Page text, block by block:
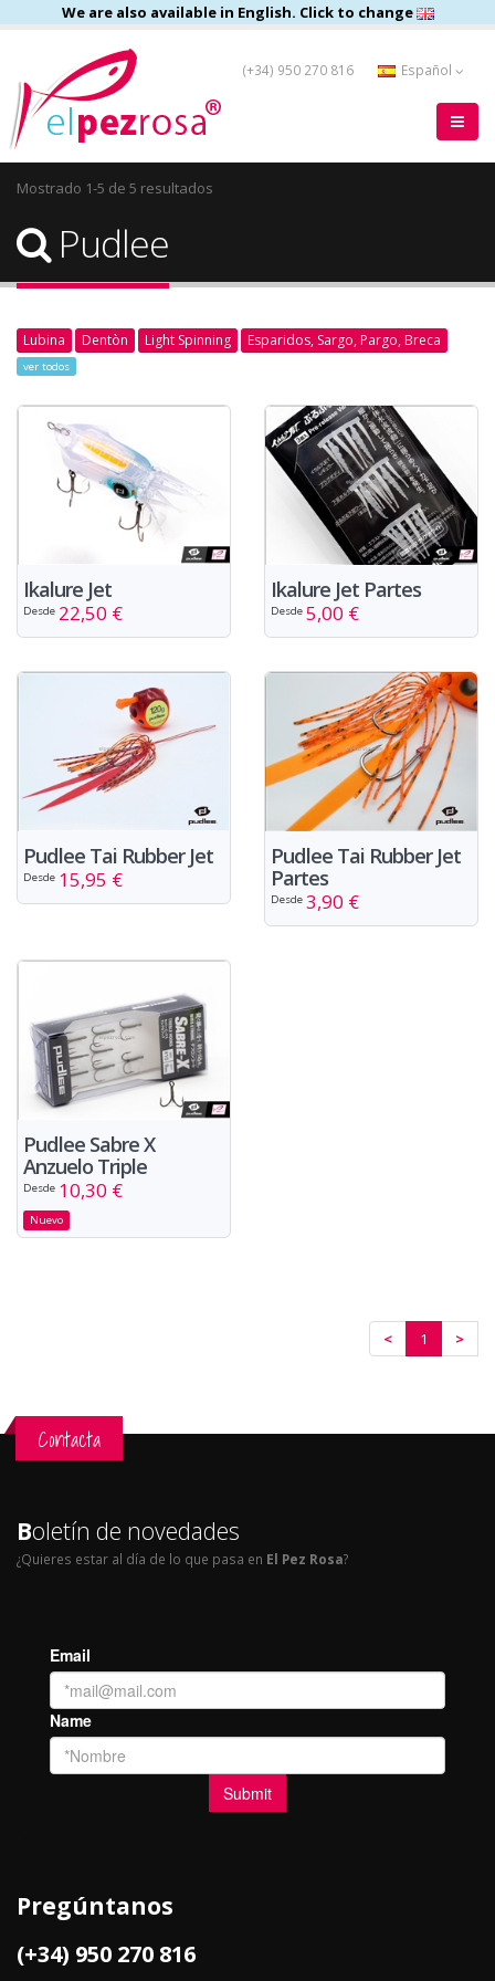
We are also available in English. Click to change
(+34) 950 270 816 Español
Mostrado 1-5 de 5 resultados
Pudlee
Lubina Dentòn Light Spinning Esparidos, Sargo, Pargo, Breca
ver todos
Ikalure Jet
Desde 22,50 €
Ikalure Jet Partes
Desde 5,00 €
Pudlee Tai Rubber Jet
Desde 15,95 €
Pudlee Tai Rubber Jet
Partes
Desde 3,90 €
Pudlee Sabre X
Anzuelo Triple
Desde 10,30 €
Nuevo
< 1 >
Contacta
Boletín de novedades
¿Quieres estar al día de lo que pasa en El Pez Rosa?
Pregúntanos
(+34) 950 270 816